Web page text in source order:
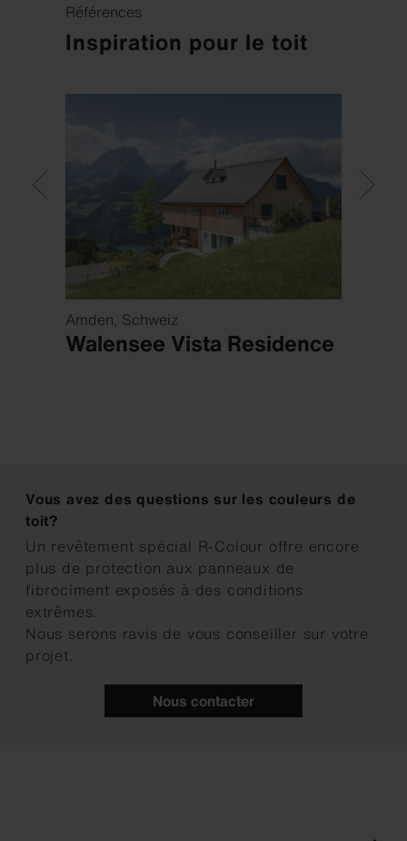
Références
Inspiration pour le toit
Amden, Schweiz
Walensee Vista Residence
Nous contacter
Vous avez des questions sur les couleurs de
toit?
Un revêtement spécial R-Colour offre encore
plus de protection aux panneaux de
fibrociment exposés à des conditions
extrêmes.
Nous serons ravis de vous conseiller sur votre
projet.